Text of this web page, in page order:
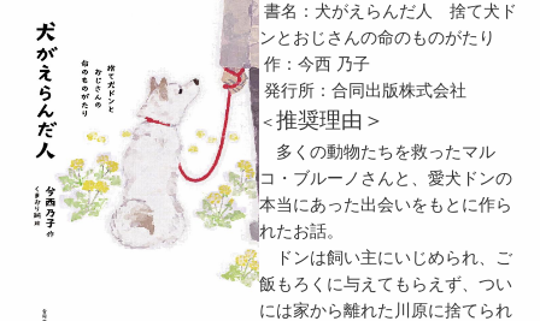
書名：犬がえらんだ人 捨て犬ド
ンとおじさんの命のものがたり
作：今西 乃子
発行所：合同出版株式会社
＜推奨理由＞
多くの動物たちを救ったマル
コ・ブルーノさんと、愛犬ドンの
本当にあった出会いをもとに作ら
れたお話。
ドンは飼い主にいじめられ、ご
飯もろくに与えてもらえず、つい
には家から離れた川原に捨てられ